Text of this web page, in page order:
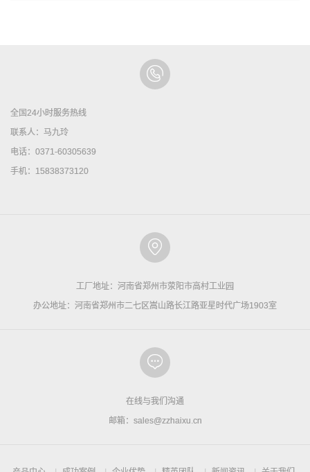
全国24小时服务热线
联系人：马九玲
电话：0371-60305639
手机：15838373120
工厂地址：河南省郑州市荥阳市高村工业园
办公地址：河南省郑州市二七区嵩山路长江路亚星时代广场1903室
在线与我们沟通
邮箱：sales@zzhaixu.cn